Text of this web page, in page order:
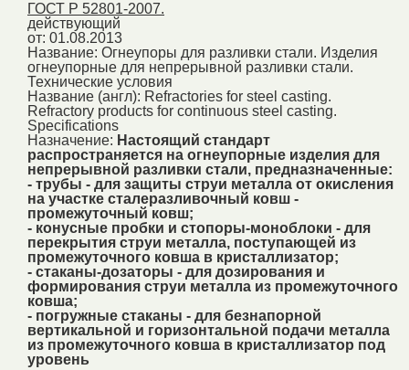
ГОСТ Р 52801-2007.
действующий
от: 01.08.2013
Название: Огнеупоры для разливки стали. Изделия
огнеупорные для непрерывной разливки стали.
Технические условия
Название (англ): Refractories for steel casting.
Refractory products for continuous steel casting.
Specifications
Назначение: Настоящий стандарт
распространяется на огнеупорные изделия для
непрерывной разливки стали, предназначенные:
- трубы - для защиты струи металла от окисления
на участке сталеразливочный ковш -
промежуточный ковш;
- конусные пробки и стопоры-моноблоки - для
перекрытия струи металла, поступающей из
промежуточного ковша в кристаллизатор;
- стаканы-дозаторы - для дозирования и
формирования струи металла из промежуточного
ковша;
- погружные стаканы - для безнапорной
вертикальной и горизонтальной подачи металла
из промежуточного ковша в кристаллизатор под
уровень